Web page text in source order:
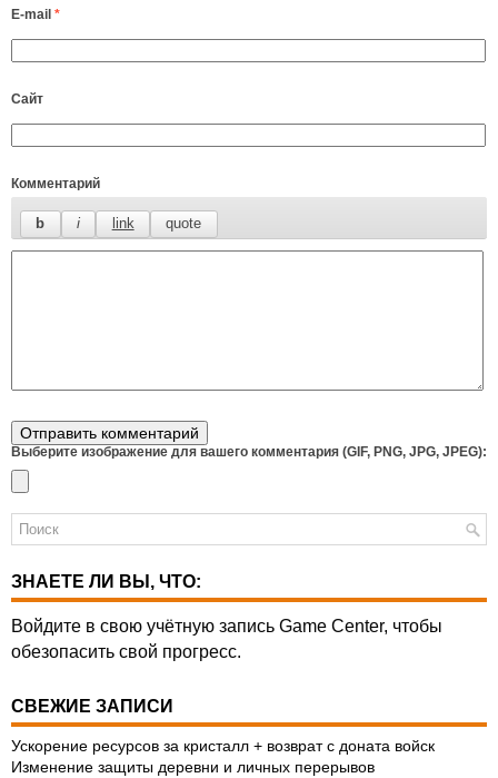
E-mail *
Сайт
Комментарий
Выберите изображение для вашего комментария (GIF, PNG, JPG, JPEG):
ЗНАЕТЕ ЛИ ВЫ, ЧТО:
Войдите в свою учётную запись Game Center, чтобы
обезопасить свой прогресс.
СВЕЖИЕ ЗАПИСИ
Ускорение ресурсов за кристалл + возврат с доната войск
Изменение защиты деревни и личных перерывов